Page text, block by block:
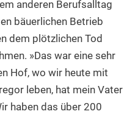
anderen Berufsalltag
bäuerlichen Betrieb
dem plötzlichen Tod
»Das war eine sehr
Hof, wo wir heute mit
leben, hat mein Vater
haben das über 200